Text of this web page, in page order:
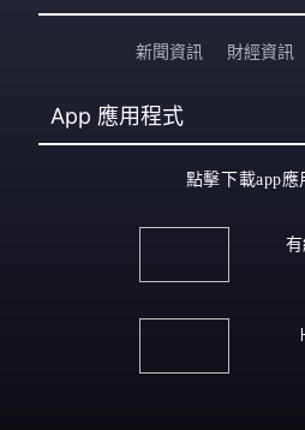
新聞資訊 財經資訊
App 應用程式
點擊下載app應